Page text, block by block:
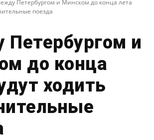
Петербургом и Минском до конца лета
поезда
и
до конца
ходить